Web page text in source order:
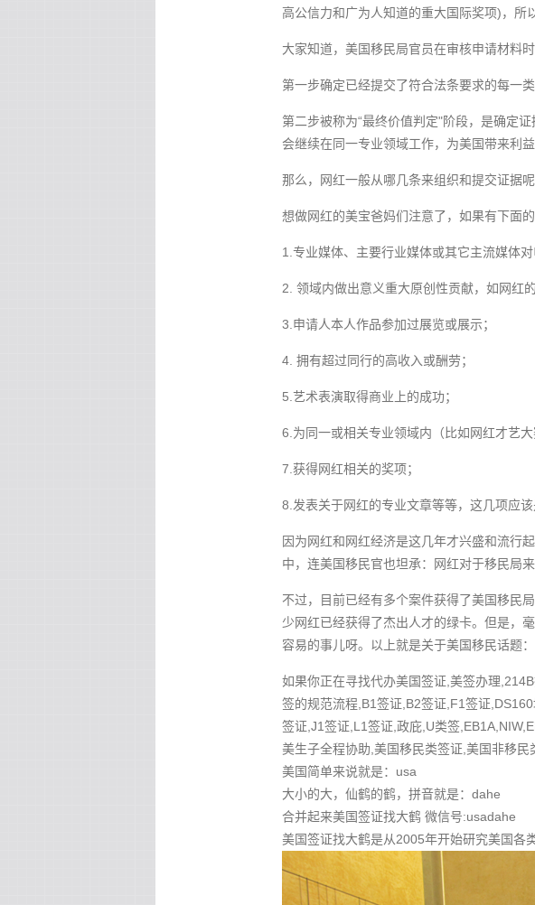
高公信力和广为人知道的重大国际奖项)，所
大家知道，美国移民局官员在审核申请材料
第一步确定已经提交了符合法条要求的每一
第二步被称为“最终价值判定"阶段，是确定
会继续在同一专业领域工作，为美国带来利益
那么，网红一般从哪几条来组织和提交证据呢
想做网红的美宝爸妈们注意了，如果有下面
1.专业媒体、主要行业媒体或其它主流媒体
2. 领域内做出意义重大原创性贡献，如网红
3.申请人本人作品参加过展览或展示；
4. 拥有超过同行的高收入或酬劳；
5.艺术表演取得商业上的成功；
6.为同一或相关专业领域内（比如网红才艺大
7.获得网红相关的奖项；
8.发表关于网红的专业文章等等，这几项应该
因为网红和网红经济是这几年才兴盛和流行
中，连美国移民官也坦承：网红对于移民局
不过，目前已经有多个案件获得了美国移民
少网红已经获得了杰出人才的绿卡。但是，
容易的事儿呀。以上就是关于美国移民话题
如果你正在寻找代办美国签证,美签办理
签的规范流程,B1签证,B2签证,F1签证
签证,J1签证,L1签证,政庇,U类签
美生子全程协助,美国移民类签证,美国非移民
美国简单来说就是：usa
大小的大，仙鹤的鹤，拼音就是：dahe
合并起来美国签证找大鹤 微信号:usadahe
美国签证找大鹤是从2005年开始研究美国各